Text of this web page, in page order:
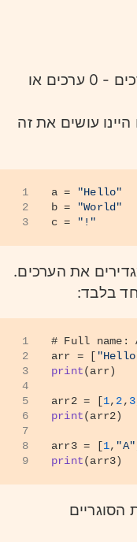
מערך או רשימה זהו אוסף של ערכים - 0 ערכים או
לאתחל 3 ערכים היינו עושים את זה
1
2
3
a =
"Hello"
b =
"World"
c =
"!"
בלבד:
1
2
3
4
5
6
7
8
9
# Full name:
arr = [
print(arr)
arr2 = [1, 2, 3
print(arr2)
arr3 = [1, "A"
print(arr3)